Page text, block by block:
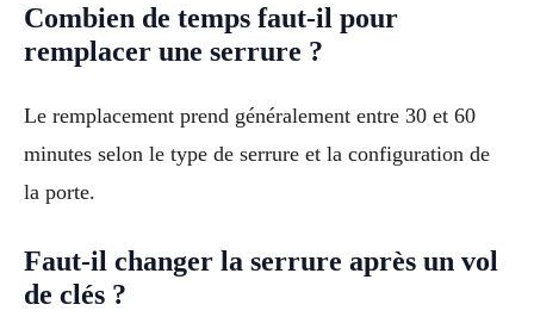
Combien de temps faut-il pour
remplacer une serrure ?
Le remplacement prend généralement entre 30 et 60
minutes selon le type de serrure et la configuration de
la porte.
Faut-il changer la serrure après un vol
de clés ?